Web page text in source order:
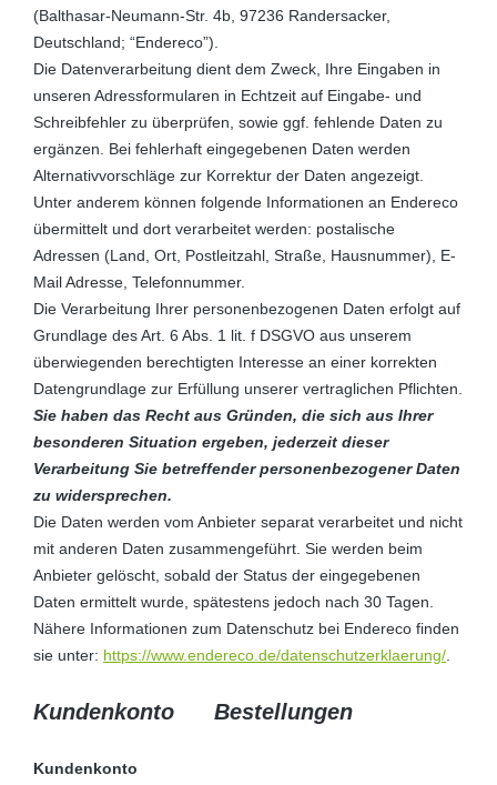
(Balthasar-Neumann-Str. 4b, 97236 Randersacker,
Deutschland; “Endereco”).
Die Datenverarbeitung dient dem Zweck, Ihre Eingaben in
unseren Adressformularen in Echtzeit auf Eingabe- und
Schreibfehler zu überprüfen, sowie ggf. fehlende Daten zu
ergänzen. Bei fehlerhaft eingegebenen Daten werden
Alternativvorschläge zur Korrektur der Daten angezeigt.
Unter anderem können folgende Informationen an Endereco
übermittelt und dort verarbeitet werden: postalische
Adressen (Land, Ort, Postleitzahl, Straße, Hausnummer), E-
Mail Adresse, Telefonnummer.
Die Verarbeitung Ihrer personenbezogenen Daten erfolgt auf
Grundlage des Art. 6 Abs. 1 lit. f DSGVO aus unserem
überwiegenden berechtigten Interesse an einer korrekten
Datengrundlage zur Erfüllung unserer vertraglichen Pflichten.
Sie haben das Recht aus Gründen, die sich aus Ihrer
besonderen Situation ergeben, jederzeit dieser
Verarbeitung Sie betreffender personenbezogener Daten
zu widersprechen.
Die Daten werden vom Anbieter separat verarbeitet und nicht
mit anderen Daten zusammengeführt. Sie werden beim
Anbieter gelöscht, sobald der Status der eingegebenen
Daten ermittelt wurde, spätestens jedoch nach 30 Tagen.
Nähere Informationen zum Datenschutz bei Endereco finden
sie unter: https://www.endereco.de/datenschutzerklaerung/.
Kundenkonto Bestellungen
Kundenkonto